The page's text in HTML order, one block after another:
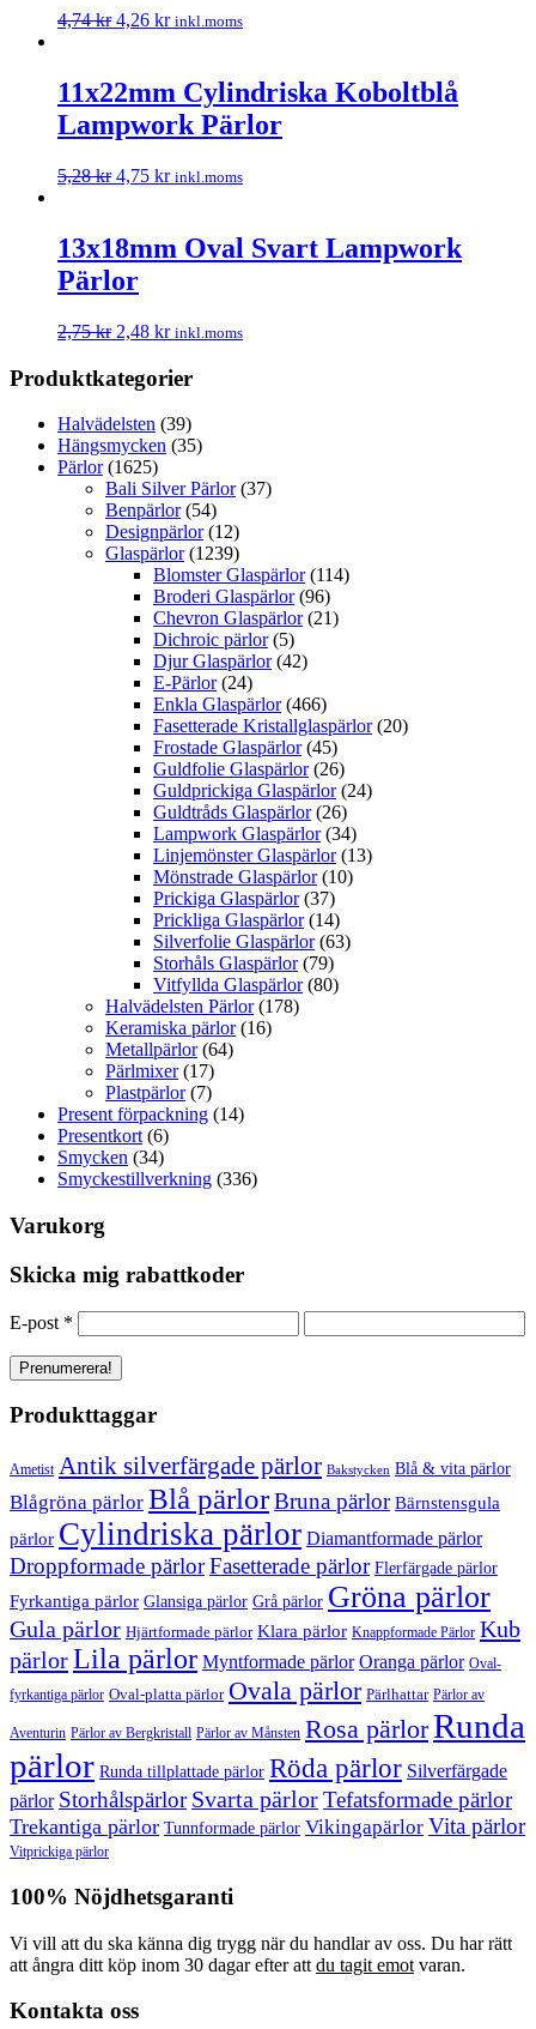
4,74kr 4,26 kr inkl.moms
11x22mm Cylindriska Koboltblå
Lampwork Pärlor
5,28kr 4,75 kr inkl.moms
13x18mm Oval Svart Lampwork
Pärlor
2,75kr 2,48 kr inkl.moms
Produktkategorier
Halvädelsten (39)
Hängsmycken (35)
Pärlor (1625)
Bali Silver Pärlor (37)
Benpärlor (54)
Designpärlor (12)
Glaspärlor (1239)
Blomster Glaspärlor (114)
Broderi Glaspärlor (96)
Chevron Glaspärlor (21)
Dichroic pärlor (5)
Djur Glaspärlor (42)
E-Pärlor (24)
Enkla Glaspärlor (466)
Fasetterade Kristallglaspärlor (20)
Frostade Glaspärlor (45)
Guldfolie Glaspärlor (26)
Guldprickiga Glaspärlor (24)
Guldtråds Glaspärlor (26)
Lampwork Glaspärlor (34)
Linjemönster Glaspärlor (13)
Mönstrade Glaspärlor (10)
Prickiga Glaspärlor (37)
Prickliga Glaspärlor (14)
Silverfolie Glaspärlor (63)
Storhåls Glaspärlor (79)
Vitfyllda Glaspärlor (80)
Halvädelsten Pärlor (178)
Keramiska pärlor (16)
Metallpärlor (64)
Pärlmixer (17)
Plastpärlor (7)
Present förpackning (14)
Presentkort (6)
Smycken (34)
Smyckestillverkning (336)
Varukorg
Skicka mig rabattkoder
E-post *
Produkttaggar
Ametist Antik silverfärgade pärlor Bakstycken Blå & vita pärlor
Blågröna pärlor Blå pärlorBruna pärlor Bärnstensgula
pärlor Cylindriska pärlor Diamantformade pärlor
Droppformade pärlorFasetterade pärlor Flerfärgade pärlor
Fyrkantiga pärlor Glansiga pärlor Grå pärlor Gröna pärlor
Gula pärlor Hjärtformade pärlor Klara pärlor Knappformade Pärlor Kub
pärlorLila pärlor Myntformade pärlor Oranga pärlor Oval-
fyrkantiga pärlor Oval-platta pärlor Ovala pärlor Pärlhattar Pärlor av
Aventurin Pärlor av Bergkristall Pärlor av Månsten Rosa pärlorRunda
pärlor Runda tillplattade pärlor Röda pärlor Silverfärgade
pärlor Storhålspärlor Svarta pärlorTefatsformade pärlor
Trekantiga pärlor Tunnformade pärlor Vikingapärlor Vita pärlor
Vitprickiga pärlor
100% Nöjdhetsgaranti
Vi vill att du ska känna dig trygg när du handlar av oss. Du har rätt
att ångra ditt köp inom 30 dagar efter att du tagit emot varan.
Kontakta oss